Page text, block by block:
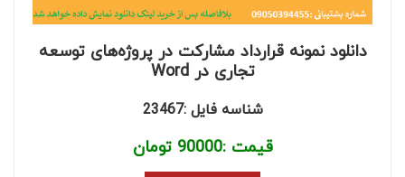
دانلود نمونه قرارداد مشارکت در پروژه‌های توسعه
تجاری در Word
شناسه فایل :23467
قیمت :90000 تومان